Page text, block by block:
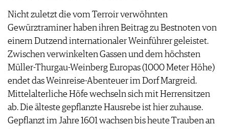
Nicht zuletzt die vom Terroir verwöhnten
Gewürztraminer haben ihren Beitrag zu Bestnoten von
einem Dutzend internationaler Weinführer geleistet.
Zwischen verwinkelten Gassen und dem höchsten
Müller-Thurgau-Weinberg Europas (1000 Meter Höhe)
endet das Weinreise-Abenteuer im Dorf Margreid.
Mittelalterliche Höfe wechseln sich mit Herrensitzen
ab. Die älteste gepflanzte Hausrebe ist hier zuhause.
Gepflanzt im Jahre 1601 wachsen bis heute Trauben an